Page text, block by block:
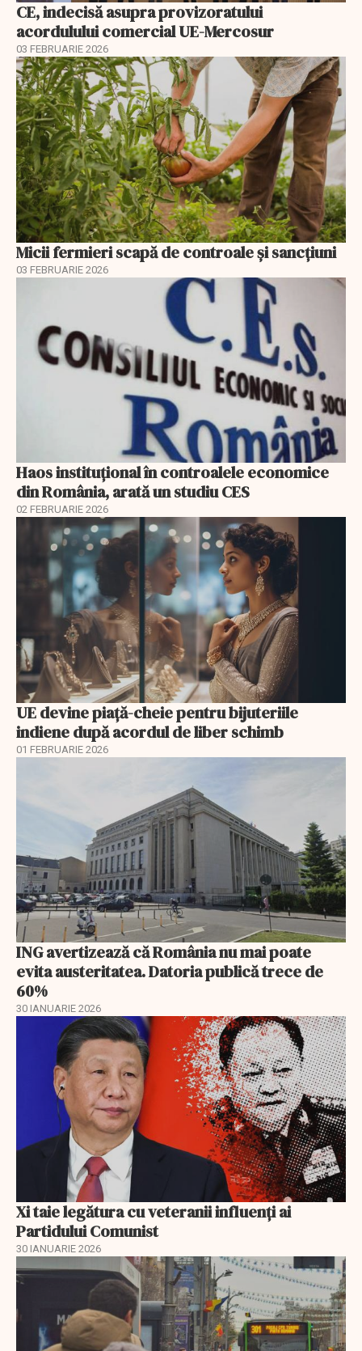
CE, indecisă asupra provizoratului
acordulului comercial UE-Mercosur
03 FEBRUARIE 2026
Micii fermieri scapă de controale și sancțiuni
03 FEBRUARIE 2026
Haos instituțional în controalele economice
din România, arată un studiu CES
02 FEBRUARIE 2026
UE devine piață-cheie pentru bijuteriile
indiene după acordul de liber schimb
01 FEBRUARIE 2026
ING avertizează că România nu mai poate
evita austeritatea. Datoria publică trece de
60%
30 IANUARIE 2026
Xi taie legătura cu veteranii influenți ai
Partidului Comunist
30 IANUARIE 2026